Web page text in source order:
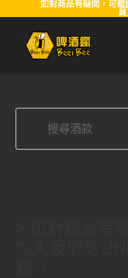
如對商品有疑問，可